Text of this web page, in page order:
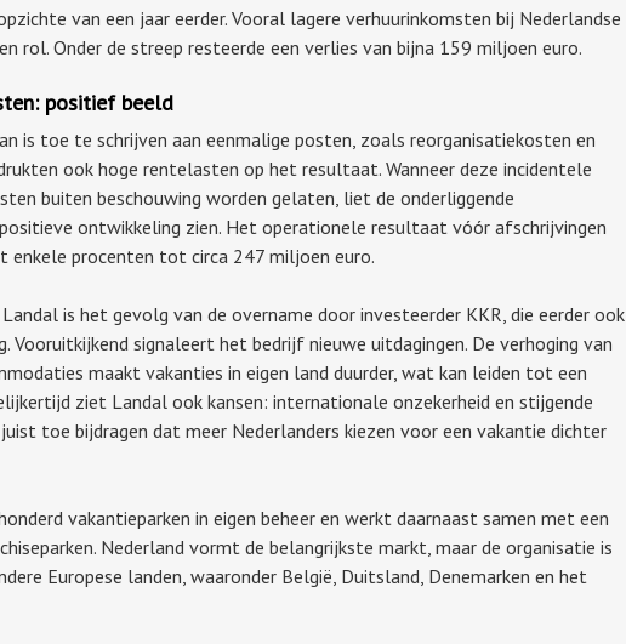
van een jaar eerder. Vooral lagere verhuurinkomsten bij Nederlandse
rol. Onder de streep resteerde een verlies van bijna 159 miljoen euro.
positief beeld
is toe te schrijven aan eenmalige posten, zoals reorganisatiekosten en
ook hoge rentelasten op het resultaat. Wanneer deze incidentele
buiten beschouwing worden gelaten, liet de onderliggende
ontwikkeling zien. Het operationele resultaat vóór afschrijvingen
enkele procenten tot circa 247 miljoen euro.
is het gevolg van de overname door investeerder KKR, die eerder ook
Vooruitkijkend signaleert het bedrijf nieuwe uitdagingen. De verhoging van
maakt vakanties in eigen land duurder, wat kan leiden tot een
ziet Landal ook kansen: internationale onzekerheid en stijgende
toe bijdragen dat meer Nederlanders kiezen voor een vakantie dichter
vakantieparken in eigen beheer en werkt daarnaast samen met een
Nederland vormt de belangrijkste markt, maar de organisatie is
Europese landen, waaronder België, Duitsland, Denemarken en het